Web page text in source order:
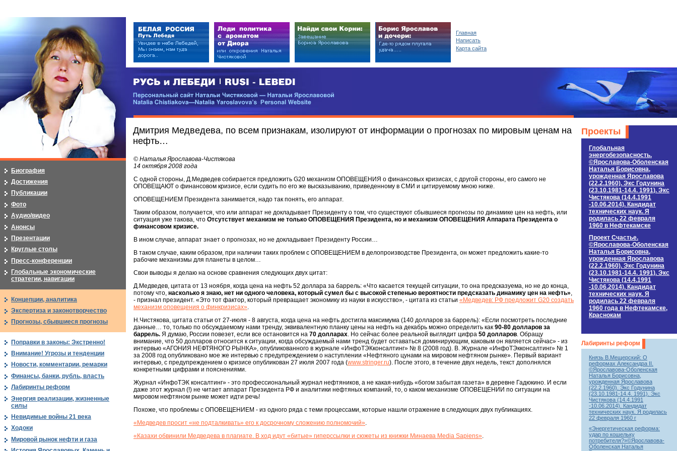
РУСЬ и ЛЕБЕДИ | RUSI — LEBEDI
Персональный сайт Натальи Чистяковой — Натальи Ярославовой
Дмитрия Медведева, по всем признакам, изолируют от информации о прогнозах по мировым ценам на
нефть…
© Наталья Ярославова-Чистякова
14 октября 2008 года
С одной стороны, Д.Медведев собирается предложить G20 механизм ОПОВЕЩЕНИЯ о финансовых кризисах, с другой стороны, его самого не
ОПОВЕЩАЮТ о финансовом кризисе, если судить по его же высказыванию, приведенному в СМИ и цитируемому мною ниже.
ОПОВЕЩЕНИЕМ Президента занимается, надо так понять, его аппарат.
Таким образом, получается, что или аппарат не докладывает Президенту о том, что существуют сбывшиеся прогнозы по динамике цен на нефть, или
ситуация уже такова, что Отсутствует механизм не только ОПОВЕЩЕНИЯ Президента, но и механизм ОПОВЕЩЕНИЯ Аппарата Президента о
финансовом кризисе.
В ином случае, аппарат знает о прогнозах, но не докладывает Президенту России…
В таком случае, каким образом, при наличии таких проблем с ОПОВЕЩЕНИЕМ в делопроизводстве Президента, он может предложить какие-то
рабочие механизмы для планеты в целом…
Свои выводы я делаю на основе сравнения следующих двух цитат:
Д.Медведев, цитата от 13 ноября, когда цена на нефть 52 доллара за баррель: «Что касается текущей ситуации, то она предсказуема, но не до конца,
потому что, насколько я знаю, нет ни одного человека, который сумел бы с высокой степенью вероятности предсказать динамику цен на нефть»,
- признал президент. «Это тот фактор, который превращает экономику из науки в искусство», - цитата из статьи «Медведев: РФ предложит G20 создать
механизм оповещения о финкризисах».
Н.Чистякова, цитата статьи от 27-июля - 8 августа, когда цена на нефть достигла максимума (140 долларов за баррель): «Если посмотреть последние
данные… то, только по обсуждаемому нами тренду, эквивалентную планку цены на нефть на декабрь можно определить как 90-80 долларов за
баррель. Я думаю, России повезет, если все остановится на 70 долларах. Но сейчас более реальной выглядит цифра 50 долларов. Обращу
внимание, что 50 долларов относится к ситуации, когда обсуждаемый нами тренд будет оставаться доминирующим, каковым он является сейчас» - из
интервью «АГОНИЯ НЕФТЯНОГО РЫНКА», опубликованного в журнале «ИнфоТЭКконсалтинг» № 8 (2008 год). В. Журнале «ИнфоТЭкконсалтинг» № 1
за 2008 год опубликовано мое же интервью с предупреждением о наступлении «Нефтяного цунами на мировом нефтяном рынке». Первый вариант
интервью, с предупреждением о кризисе опубликован 27 июля 2007 года (www.stringer.ru). После этого, в течение двух недель, текст дополнялся
конкретными цифрами и пояснениями.
Журнал «ИнфоТЭК консалтинг» - это профессиональный журнал нефтяников, а не какая-нибудь «богом забытая газета» в деревне Гадюкино. И если
даже этот журнал (!) не читает аппарат Президента РФ и аналитики нефтяных компаний, то, о каком механизме ОПОВЕЩЕНИИ по ситуации на
мировом нефтяном рынке может идти речь!
Похоже, что проблемы с ОПОВЕЩЕНИЕМ - из одного ряда с теми процессами, которые нашли отражение в следующих двух публикациях.
«Медведев просит «не подталкивать» его к досрочному сложению полномочий».
«Казахи обвинили Медведева в плагиате. В ход идут «битые» гиперссылки и сюжеты из книжки Минаева Media Sapiens».
Проекты
Глобальная
энергобезопасность.
©Ярославова-Оболенская
Наталья Борисовна,
урожденная Ярославова
(22.2.1960). Экс Годунина
(23.10.1981-14.4. 1991). Экс
Чистякова (14.4.1991
-10.06.2014). Кандидат
технических наук. Я
родилась 22 февраля
1960 в Нефтекамске
Проект Счастье.
©Ярославова-Оболенская
Наталья Борисовна,
урожденная Ярославова
(22.2.1960). Экс Годунина
(23.10.1981-14.4. 1991). Экс
Чистякова (14.4.1991
-10.06.2014). Кандидат
технических наук. Я
родилась 22 февраля
1960 года в Нефтекамске,
Краснокам
Лабиринты реформ
Князь В.Мещерский: О
реформах Александра II.
©Ярославова-Оболенская
Наталья Борисовна,
урожденная Ярославова
(22.2.1960). Экс Годунина
(23.10.1981-14.4. 1991). Экс
Чистякова (14.4.1991
-10.06.2014). Кандидат
технических наук. Я родилась
22 февраля 1960 г
«Энергетическая реформа:
удар по кошельку
потребителя?»©Ярославова-
Оболенская Наталья
Биография
Достижения
Публикации
Фото
Аудио/видео
Анонсы
Презентации
Круглые столы
Пресс-конференции
Глобальные экономические
стратегии, навигации
Концепции, аналитика
Экспертиза и законотворчество
Прогнозы, сбывшиеся прогнозы
Поправки в законы: Экстренно!
Внимание! Угрозы и тенденции
Новости, комментарии, ремарки
Финансы, банки, рубль, власть
Лабиринты реформ
Энергия реализации, жизненные
силы
Невидимые войны 21 века
Ходоки
Мировой рынок нефти и газа
Главная
Написать
Карта сайта